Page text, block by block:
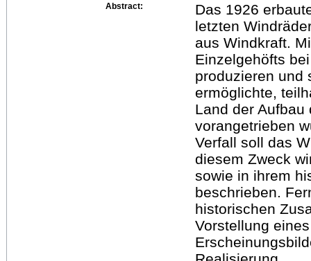
Abstract:
Das 1926
letzten
aus Windkraft.
Einzelgehöfts
produzieren und
ermöglichte,
Land der Aufbau
vorangetrieben
Verfall soll das
diesem Zweck
sowie in ihrem
beschrieben.
historischen
Vorstellung